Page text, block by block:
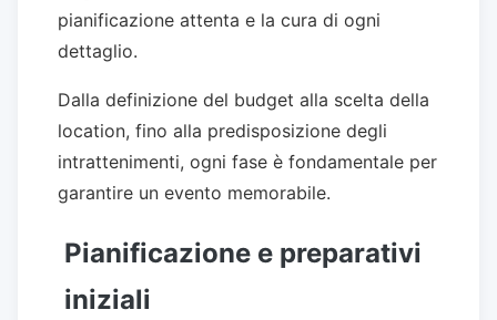
pianificazione attenta e la cura di ogni
dettaglio.
Dalla definizione del budget alla scelta della
location, fino alla predisposizione degli
intrattenimenti, ogni fase è fondamentale per
garantire un evento memorabile.
Pianificazione e preparativi
iniziali